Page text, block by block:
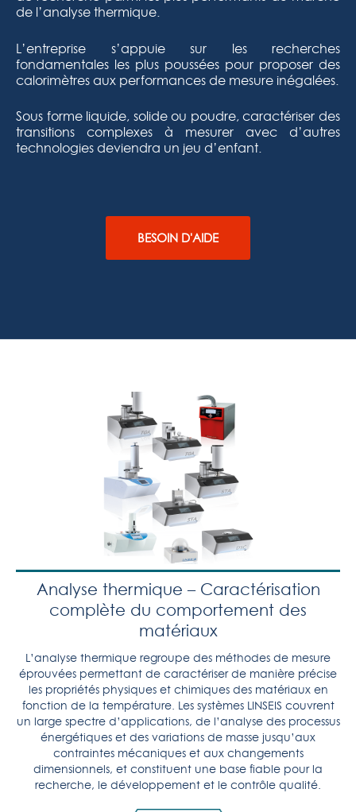
de l’analyse thermique.
L’entreprise s’appuie sur les recherches
fondamentales les plus poussées pour proposer des
calorimètres aux performances de mesure inégalées.
Sous forme liquide, solide ou poudre, caractériser des
transitions complexes à mesurer avec d’autres
technologies deviendra un jeu d’enfant.
BESOIN D'AIDE
Analyse thermique – Caractérisation
complète du comportement des
matériaux
L’analyse thermique regroupe des méthodes de mesure
éprouvées permettant de caractériser de manière précise
les propriétés physiques et chimiques des matériaux en
fonction de la température. Les systèmes LINSEIS couvrent
un large spectre d’applications, de l’analyse des processus
énergétiques et des variations de masse jusqu’aux
contraintes mécaniques et aux changements
dimensionnels, et constituent une base fiable pour la
recherche, le développement et le contrôle qualité.